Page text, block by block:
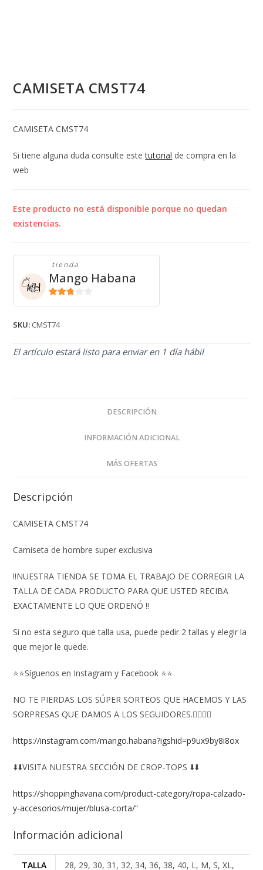
CAMISETA CMST74
CAMISETA CMST74
Si tiene alguna duda consulte estetutorial de compra en la
web
Este producto no está disponible porque no quedan
existencias.
tienda
Mango Habana
SKU: CMST74
El artículo estará listo para enviar en 1 día hábil
DESCRIPCIÓN
INFORMACIÓN ADICIONAL
MÁS OFERTAS
Descripción
CAMISETA CMST74
Camiseta de hombre super exclusiva
‼️NUESTRA TIENDA SE TOMA EL TRABAJO DE CORREGIR LA
TALLA DE CADA PRODUCTO PARA QUE USTED RECIBA
EXACTAMENTE LO QUE ORDENÓ ‼️
Si no esta seguro que talla usa, puede pedir 2 tallas y elegir la
que mejor le quede.
⭐⭐Síguenos en Instagram y Facebook ⭐⭐
NO TE PIERDAS LOS SÚPER SORTEOS QUE HACEMOS Y LAS
SORPRESAS QUE DAMOS A LOS SEGUIDORES.👇🏻👇🏻
https://instagram.com/mango.habana?igshid=p9ux9by8i8ox
⬇️⬇️VISITA NUESTRA SECCIÓN DE CROP-TOPS ⬇️⬇️
https://shoppinghavana.com/product-category/ropa-calzado-
y-accesorios/mujer/blusa-corta/”
Información adicional
TALLA 28, 29, 30, 31, 32, 34, 36, 38, 40, L, M, S, XL,